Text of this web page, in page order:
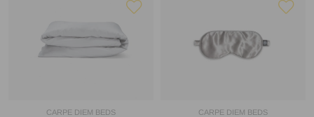
CARPE DIEM BEDS CARPE DIEM BEDS